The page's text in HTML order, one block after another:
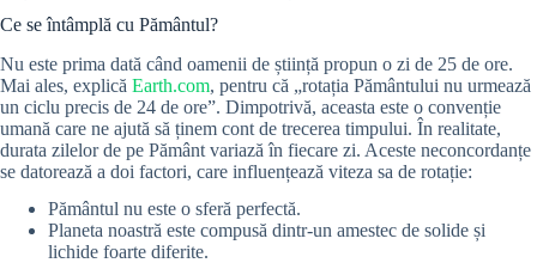
Ce se întâmplă cu Pământul?
Nu este prima dată când oamenii de știință propun o zi de 25 de ore.
Mai ales, explică Earth.com, pentru că „rotația Pământului nu urmează
un ciclu precis de 24 de ore”. Dimpotrivă, aceasta este o convenție
umană care ne ajută să ținem cont de trecerea timpului. În realitate,
durata zilelor de pe Pământ variază în fiecare zi. Aceste neconcordanțe
se datorează a doi factori, care influențează viteza sa de rotație:
Pământul nu este o sferă perfectă.
Planeta noastră este compusă dintr-un amestec de solide și
lichide foarte diferite.